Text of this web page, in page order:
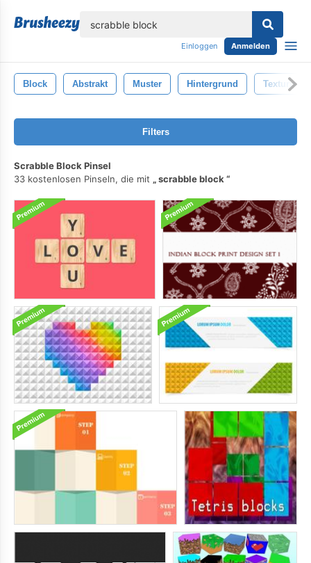
Einloggen Anmelden
Block Abstrakt Muster Hintergrund
Filters
Scrabble Block Pinsel
33 kostenlosen Pinseln, die mit
scrabble block